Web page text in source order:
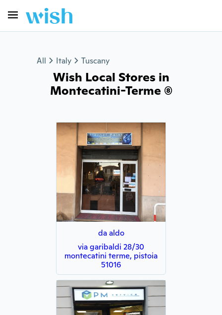
All Italy Tuscany
Wish Local Stores in
Montecatini-Terme (8)
da aldo
via garibaldi 28/30
montecatini terme, pistoia
51016